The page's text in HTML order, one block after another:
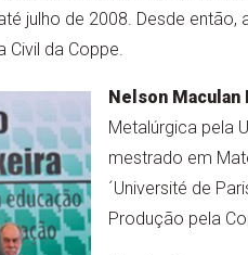
julho de 2008. Desde
Civil da Coppe.
Nelson Maculan
Metalúrgica pela
mestrado em
´Université de
Produção pela